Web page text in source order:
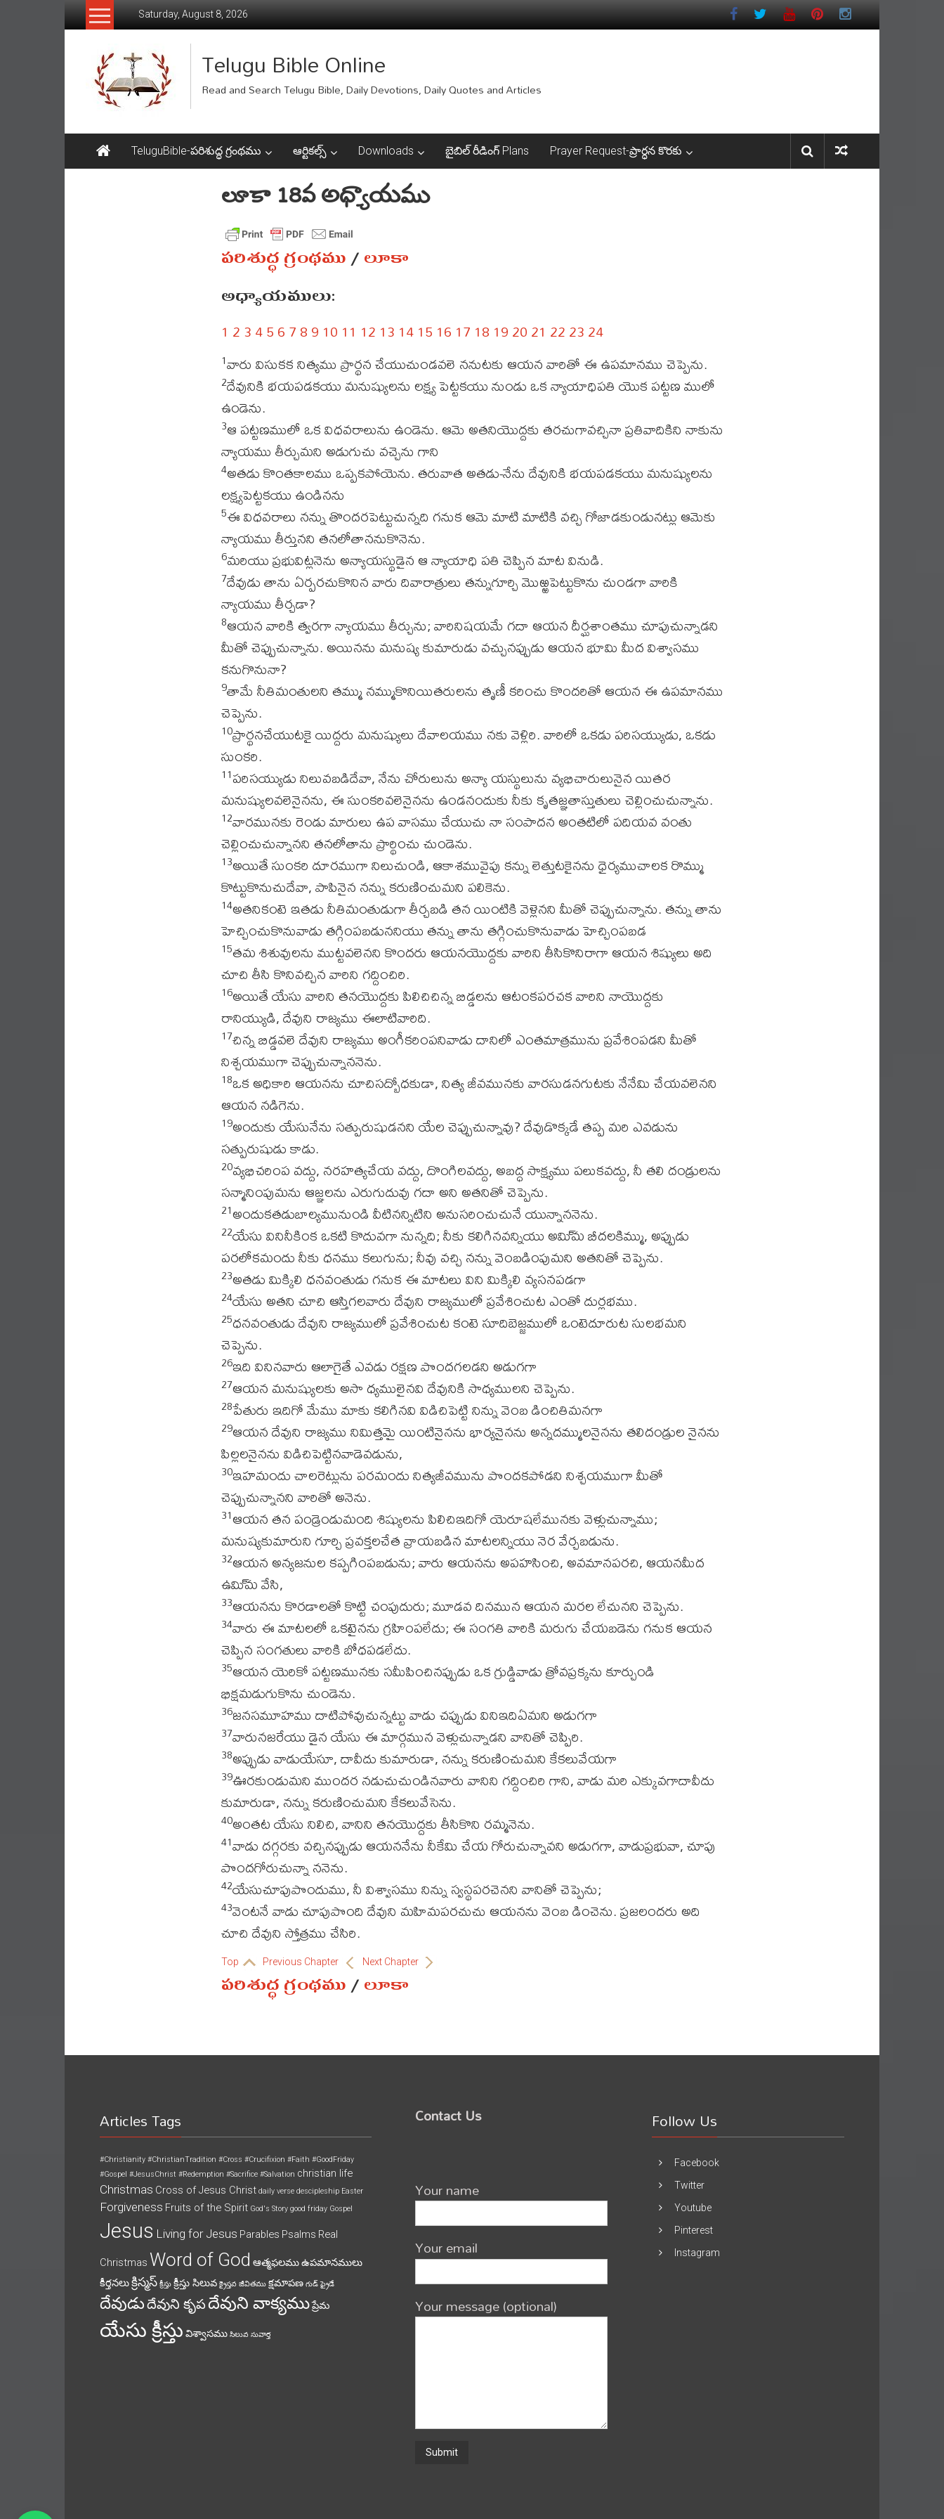
Saturday, August 8, 2026
Telugu Bible Online
Read and Search Telugu Bible, Daily Devotions, Daily Quotes and Articles
TeluguBible-పరిశుద్ధ గ్రంథము ఆర్టికల్స్ Downloads బైబిల్ రీడింగ్ Plans Prayer Request-ప్రార్ధన కొరకు
లూకా 18వ అధ్యాయము
పరిశుద్ధ గ్రంథము/లూకా
అధ్యాయములు:
1 23456789 10 11 12 13 1415 16 17 18 192021 222324
1వారు విసుకక నిత్యము ప్రార్థన చేయుచుండవలె ననుటకు ఆయన వారితో ఈ ఉపమానము చెప్పెను.
2దేవునికి భయపడకయు మనుష్యులను లక్ష్య పెట్టకయు నుండు ఒక న్యాయాధిపతి యొక పట్టణ ములో
ఉండెను.
3ఆ పట్టణములో ఒక విధవరాలును ఉండెను. ఆమె అతనియొద్దకు తరచుగావచ్చినా ప్రతివాదికిని నాకును
న్యాయము తీర్చుమని అడుగుచు వచ్చెను గాని
4అతడు కొంతకాలము ఒప్పకపోయెను. తరువాత అతడు-నేను దేవునికి భయపడకయు మనుష్యులను
లక్ష్యపెట్టకయు ఉండినను
5ఈ విధవరాలు నన్ను తొందరపెట్టుచున్నది గనుక ఆమె మాటి మాటికి వచ్చి గోజాడకుండునట్లు ఆమెకు
న్యాయము తీర్తునని తనలోతాననుకొనెను.
6మరియు ప్రభువిట్లనెను అన్యాయస్థుడైన ఆ న్యాయాధి పతి చెప్పిన మాట వినుడి.
7దేవుడు తాను ఏర్పరచుకొనిన వారు దివారాత్రులు తన్నుగూర్చి మొఱ్ఱపెట్టుకొను చుండగా వారికి
న్యాయము తీర్చడా?
8ఆయన వారికి త్వరగా న్యాయము తీర్చును; వారినిషయమే గదా ఆయన దీర్ఘశాంతము చూపుచున్నాడని
మీతో చెప్పుచున్నాను. అయినను మనుష్య కుమారుడు వచ్చునప్పుడు ఆయన భూమి మీద విశ్వాసము
కనుగొనునా?
9తామే నీతిమంతులని తమ్ము నమ్ముకొనియితరులను తృణీ కరించు కొందరితో ఆయన ఈ ఉపమానము
చెప్పెను.
10ప్రార్థనచేయుటకై యిద్దరు మనుష్యులు దేవాలయము నకు వెళ్లిరి. వారిలో ఒకడు పరిసయ్యుడు, ఒకడు
సుంకరి.
11పరిసయ్యుడు నిలువబడిదేవా, నేను చోరులును అన్యా యస్థులును వ్యభిచారులునైన యితర
మనుష్యులవలెనైనను, ఈ సుంకరివలెనైనను ఉండనందుకు నీకు కృతజ్ఞతాస్తుతులు చెల్లించుచున్నాను.
12వారమునకు రెండు మారులు ఉప వాసము చేయుచు నా సంపాదన అంతటిలో పదియవ వంతు
చెల్లించుచున్నానని తనలోతాను ప్రార్థించు చుండెను.
13అయితే సుంకరి దూరముగా నిలుచుండి, ఆకాశమువైపు కన్ను లెత్తుటకైనను ధైర్యముచాలక రొమ్ము
కొట్టుకొనుచుదేవా, పాపినైన నన్ను కరుణించుమని పలికెను.
14అతనికంటె ఇతడు నీతిమంతుడుగా తీర్చబడి తన యింటికి వెళ్లెనని మీతో చెప్పుచున్నాను. తన్ను తాను
హెచ్చించుకొనువాడు తగ్గింపబడుననియు తన్ను తాను తగ్గించుకొనువాడు హెచ్చింపబడ
15తమ శిశువులను ముట్టవలెనని కొందరు ఆయనయొద్దకు వారిని తీసికొనిరాగా ఆయన శిష్యులు అది
చూచి తీసి కొనివచ్చిన వారిని గద్దించిరి.
16అయితే యేసు వారిని తనయొద్దకు పిలిచిచిన్న బిడ్డలను ఆటంకపరచక వారిని నాయొద్దకు
రానియ్యుడి, దేవుని రాజ్యము ఈలాటివారిది.
17చిన్న బిడ్డవలె దేవుని రాజ్యము అంగీకరింపనివాడు దానిలో ఎంతమాత్రమును ప్రవేశింపడని మీతో
నిశ్చయముగా చెప్పుచున్నాననెను.
18ఒక అధికారి ఆయనను చూచిసద్బోధకుడా, నిత్య జీవమునకు వారసుడనగుటకు నేనేమి చేయవలెనని
ఆయన నడిగెను.
19అందుకు యేసునేను సత్పురుషుడనని యేల చెప్పుచున్నావు? దేవుడొక్కడే తప్ప మరి ఎవడును
సత్పురుషుడు కాడు.
20వ్యభిచరింప వద్దు, నరహత్యచేయ వద్దు, దొంగిలవద్దు, అబద్ధ సాక్ష్యము పలుకవద్దు, నీ తలి దండ్రులను
సన్మానింపుమను ఆజ్ఞలను ఎరుగుదువు గదా అని అతనితో చెప్పెను.
21అందుకతడుబాల్యమునుండి వీటినన్నిటిని అనుసరించుచునే యున్నాననెను.
22యేసు వినినీకింక ఒకటి కొదువగా నున్నది; నీకు కలిగినవన్నియు అమి్మ బీదలకిమ్ము, అప్పుడు
పరలోకమందు నీకు ధనము కలుగును; నీవు వచ్చి నన్ను వెంబడింపుమని అతనితో చెప్పెను.
23అతడు మిక్కిలి ధనవంతుడు గనుక ఈ మాటలు విని మిక్కిలి వ్యసనపడగా
24యేసు అతని చూచి ఆస్తిగలవారు దేవుని రాజ్యములో ప్రవేశించుట ఎంతో దుర్లభము.
25ధనవంతుడు దేవుని రాజ్యములో ప్రవేశించుట కంటె సూదిబెజ్జములో ఒంటెదూరుట సులభమని
చెప్పెను.
26ఇది వినినవారు ఆలాగైతే ఎవడు రక్షణ పొందగలడని అడుగగా
27ఆయన మనుష్యులకు అసా ధ్యములైనవి దేవునికి సాధ్యములని చెప్పెను.
28పేతురు ఇదిగో మేము మాకు కలిగినవి విడిచిపెట్టి నిన్ను వెంబ డించితిమనగా
29ఆయన దేవుని రాజ్యము నిమిత్తమై యింటినైనను భార్యనైనను అన్నదమ్ములనైనను తలిదండ్రుల నైనను
పిల్లలనైనను విడిచిపెట్టినవాడెవడును,
30ఇహమందు చాలరెట్లును పరమందు నిత్యజీవమును పొందకపోడని నిశ్చయముగా మీతో
చెప్పుచున్నానని వారితో అనెను.
31ఆయన తన పండ్రెండుమంది శిష్యులను పిలిచిఇదిగో యెరూషలేమునకు వెళ్లుచున్నాము;
మనుష్యకుమారుని గూర్చి ప్రవక్తలచేత వ్రాయబడిన మాటలన్నియు నెర వేర్చబడును.
32ఆయన అన్యజనుల కప్పగింపబడును; వారు ఆయనను అపహసించి, అవమానపరచి, ఆయనమీద
ఉమి్మ వేసి,
33ఆయనను కొరడాలతో కొట్టి చంపుదురు; మూడవ దినమున ఆయన మరల లేచునని చెప్పెను.
34వారు ఈ మాటలలో ఒకటైనను గ్రహింపలేదు; ఈ సంగతి వారికి మరుగు చేయబడెను గనుక ఆయన
చెప్పిన సంగతులు వారికి బోధపడలేదు.
35ఆయన యెరికో పట్టణమునకు సమీపించినప్పుడు ఒక గ్రుడ్డివాడు త్రోవప్రక్కను కూర్చుండి
భిక్షమడుగుకొను చుండెను.
36జనసమూహము దాటిపోవుచున్నట్టు వాడు చప్పుడు వినిఇదిఏమని అడుగగా
37వారునజరేయు డైన యేసు ఈ మార్గమున వెళ్లుచున్నాడని వానితో చెప్పిరి.
38అప్పుడు వాడుయేసూ, దావీదు కుమారుడా, నన్ను కరుణించుమని కేకలువేయగా
39ఊరకుండుమని ముందర నడుచుచుండినవారు వానిని గద్దించిరి గాని, వాడు మరి ఎక్కువగాదావీదు
కుమారుడా, నన్ను కరుణించుమని కేకలువేసెను.
40అంతట యేసు నిలిచి, వానిని తనయొద్దకు తీసికొని రమ్మనెను.
41వాడు దగ్గరకు వచ్చినప్పుడు ఆయననేను నీకేమి చేయ గోరుచున్నావని అడుగగా, వాడుప్రభువా, చూపు
పొందగోరుచున్నా ననెను.
42యేసుచూపుపొందుము, నీ విశ్వాసము నిన్ను స్వస్థపరచెనని వానితో చెప్పెను;
43వెంటనే వాడు చూపుపొంది దేవుని మహిమపరచుచు ఆయనను వెంబ డించెను. ప్రజలందరు అది
చూచి దేవుని స్తోత్రము చేసిరి.
Top Previous Chapter Next Chapter
పరిశుద్ధ గ్రంథము/లూకా
Articles Tags
#Christianity #ChristianTradition #Cross #Crucifixion #Faith #GoodFriday
#Gospel #JesusChrist #Redemption #Sacrifice #Salvation christian life
Christmas Cross of Jesus Christ daily verse descipleship Easter
Forgiveness Fruits of the Spirit God's Story good friday Gospel
Jesus Living for Jesus Parables Psalms Real
Christmas Word of God ఆత్మఫలముఉపమానములు
కీర్తనలుక్రిస్మస్ క్రీస్తు క్రీస్తు సిలువ క్రైస్తవ జీవితము క్షమాపణ గుడ్ ఫ్రైడే
దేవుడుదేవుని కృపదేవుని వాక్యముప్రేమ
యేసు క్రీస్తు విశ్వాసము సిలువ సువార్త
Contact Us
Your name
Your email
Your message (optional)
Follow Us
Facebook
Twitter
Youtube
Pinterest
Instagram